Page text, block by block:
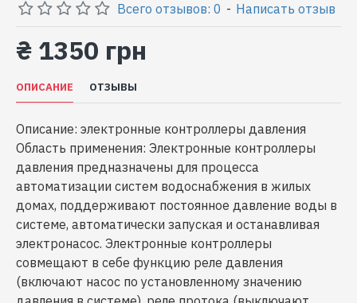
Всего отзывов: 0 - Написать отзыв
₴ 1350 грн
ОПИСАНИЕ ОТЗЫВЫ
Описание: электронные контроллеры давления
Область применения: Электронные контроллеры
давления предназначены для процесса
автоматизации систем водоснабжения в жилых
домах, поддерживают постоянное давление воды в
системе, автоматически запуская и останавливая
электронасос. Электронные контроллеры
совмещают в себе функцию реле давления
(включают насос по установленному значению